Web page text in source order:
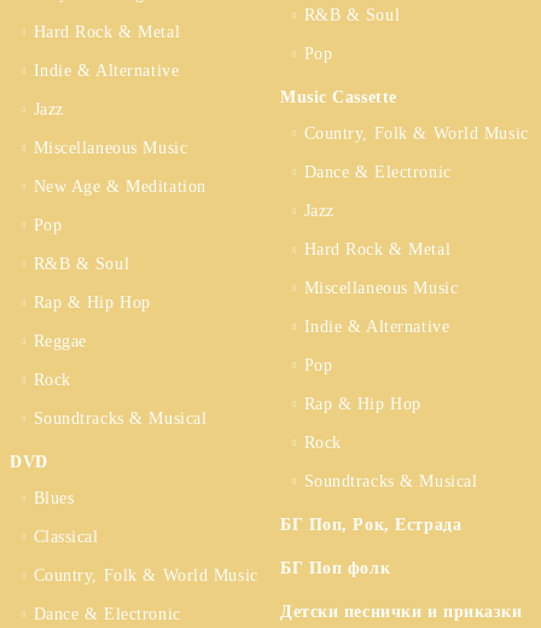
Hard Rock & Metal
Indie & Alternative
Jazz
Miscellaneous Music
New Age & Meditation
Pop
R&B & Soul
Rap & Hip Hop
Reggae
Rock
Soundtracks & Musical
DVD
Blues
Classical
Country, Folk & World Music
Dance & Electronic
R&B & Soul
Pop
Music Cassette
Country, Folk & World Music
Dance & Electronic
Jazz
Hard Rock & Metal
Miscellaneous Music
Indie & Alternative
Pop
Rap & Hip Hop
Rock
Soundtracks & Musical
БГ Поп, Рок, Естрада
БГ Поп фолк
Детски песнички и приказки